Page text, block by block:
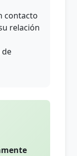
contacto
relación